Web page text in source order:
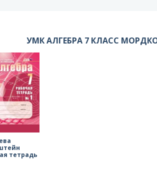
УМК АЛГЕБРА 7 КЛАСС
тетрадь